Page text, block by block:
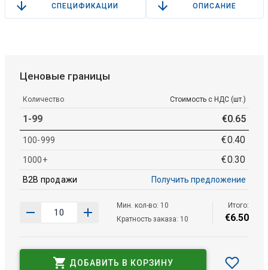
СПЕЦИФИКАЦИИ ОПИСАНИЕ
Ценовые границы
Количество Стоимость с НДС (шт.)
1-99 €0.65
100-999 €0.40
1000+ €0.30
B2B продажи Получить предложение
Мин. кол-во: 10
Кратность заказа: 10
Итого:
€6.50
ДОБАВИТЬ В КОРЗИНУ